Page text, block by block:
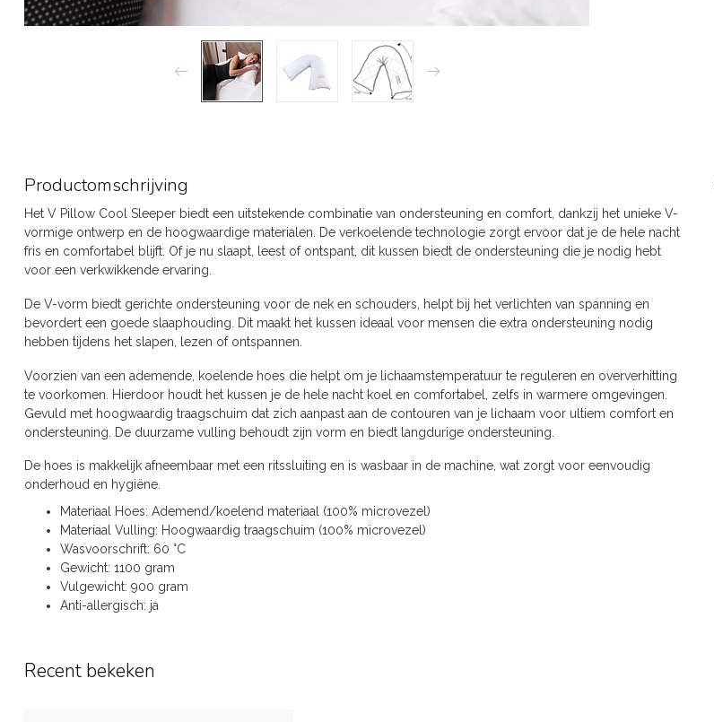
Productomschrijving
Het V Pillow Cool Sleeper biedt een uitstekende combinatie van ondersteuning en comfort, dankzij het unieke V-
vormige ontwerp en de hoogwaardige materialen. De verkoelende technologie zorgt ervoor dat je de hele nacht
fris en comfortabel blijft. Of je nu slaapt, leest of ontspant, dit kussen biedt de ondersteuning die je nodig hebt
voor een verkwikkende ervaring.
De V-vorm biedt gerichte ondersteuning voor de nek en schouders, helpt bij het verlichten van spanning en
bevordert een goede slaaphouding. Dit maakt het kussen ideaal voor mensen die extra ondersteuning nodig
hebben tijdens het slapen, lezen of ontspannen.
Voorzien van een ademende, koelende hoes die helpt om je lichaamstemperatuur te reguleren en oververhitting
te voorkomen. Hierdoor houdt het kussen je de hele nacht koel en comfortabel, zelfs in warmere omgevingen.
Gevuld met hoogwaardig traagschuim dat zich aanpast aan de contouren van je lichaam voor ultiem comfort en
ondersteuning. De duurzame vulling behoudt zijn vorm en biedt langdurige ondersteuning.
De hoes is makkelijk afneembaar met een ritssluiting en is wasbaar in de machine, wat zorgt voor eenvoudig
onderhoud en hygiëne.
Materiaal Hoes: Ademend/koelend materiaal (100% microvezel)
Materiaal Vulling: Hoogwaardig traagschuim (100% microvezel)
Wasvoorschrift: 60 °C
Gewicht: 1100 gram
Vulgewicht: 900 gram
Anti-allergisch: ja
Recent bekeken